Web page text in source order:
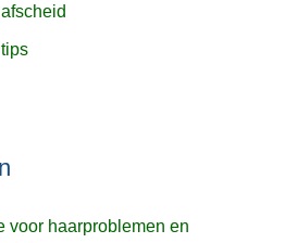
voor haarproblemen en